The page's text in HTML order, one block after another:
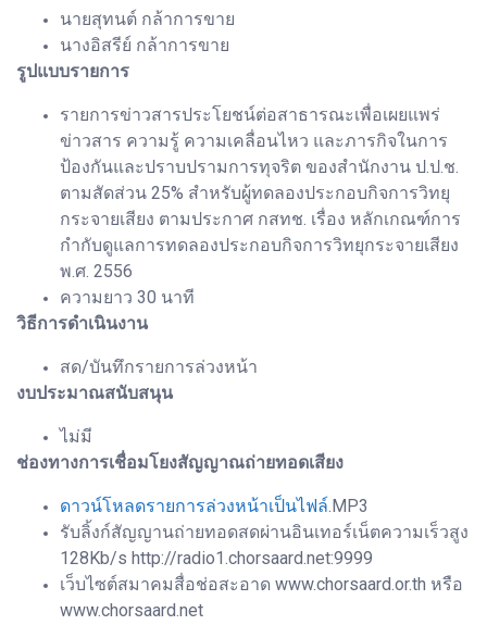
นายสุทนต์ กล้าการขาย
นางอิสรีย์ กล้าการขาย
รูปแบบรายการ
รายการข่าวสารประโยชน์ต่อสาธารณะเพื่อเผยแพร่
ข่าวสาร ความรู้ ความเคลื่อนไหว และภารกิจในการ
ป้องกันและปราบปรามการทุจริต ของสำนักงาน ป.ป.ช.
ตามสัดส่วน 25% สำหรับผู้ทดลองประกอบกิจการวิทยุ
กระจายเสียง ตามประกาศ กสทช. เรื่อง หลักเกณฑ์การ
กำกับดูแลการทดลองประกอบกิจการวิทยุกระจายเสียง
พ.ศ. 2556
ความยาว 30 นาที
วิธีการดำเนินงาน
สด/บันทึกรายการล่วงหน้า
งบประมาณสนับสนุน
ไม่มี
ช่องทางการเชื่อมโยงสัญญาณถ่ายทอดเสียง
ดาวน์โหลดรายการล่วงหน้าเป็นไฟล์.MP3
รับลิ้งก์สัญญานถ่ายทอดสดผ่านอินเทอร์เน็ตความเร็วสูง
128Kb/s http://radio1.chorsaard.net:9999
เว็บไซต์สมาคมสื่อช่อสะอาด www.chorsaard.or.th หรือ
www.chorsaard.net